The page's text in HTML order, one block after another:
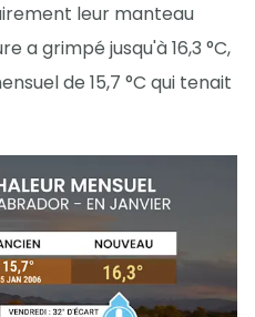
leur manteau
a grimpé jusqu'à 16,3 °C,
de 15,7 °C qui tenait